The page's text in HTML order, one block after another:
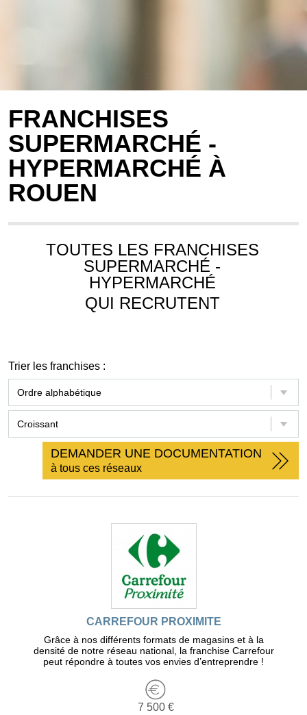
FRANCHISES
SUPERMARCHÉ -
HYPERMARCHÉ À
ROUEN
TOUTES LES FRANCHISES
SUPERMARCHÉ -
HYPERMARCHÉ
QUI RECRUTENT
Trier les franchises :
DEMANDER UNE DOCUMENTATION
à tous ces réseaux
CARREFOUR PROXIMITE
Grâce à nos différents formats de magasins et à la
densité de notre réseau national, la franchise Carrefour
peut répondre à toutes vos envies d’entreprendre !
7 500 €